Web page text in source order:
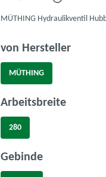
MÜTHING Hydraulikventil
von Hersteller
MÜTHING
Arbeitsbreite
280
Gebindeauswählen